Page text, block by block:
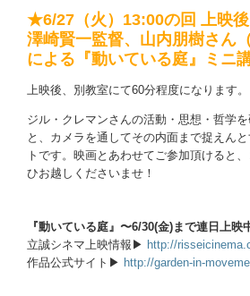
★6/27（火）13:00の回 上映後
澤崎賢一監督、山内朋樹さん
による『動いている庭』ミニ
上映後、別教室にて60分程度になります。
ジル・クレマンさんの活動・思想・哲学
と、カメラを通してその内面まで捉えん
トです。映画とあわせてご参加頂けると
ひお越しくださいませ！
『動いている庭』〜6/30(金)まで連日上映
立誠シネマ上映情報▶ http://
作品公式サイト▶ http://garden-in-